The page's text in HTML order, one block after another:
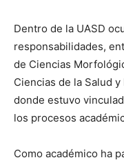
Dentro de la UASD
responsabilidades,
de Ciencias
Ciencias de la Salud
donde estuvo
los procesos
Como académico ha